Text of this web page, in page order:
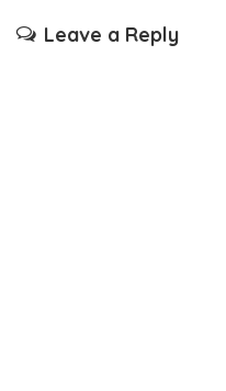
Leave a Reply